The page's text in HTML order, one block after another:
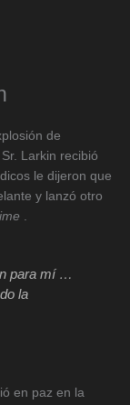
de
Larkin recibió
le dijeron que
y lanzó otro
para mí …
la
en paz en la